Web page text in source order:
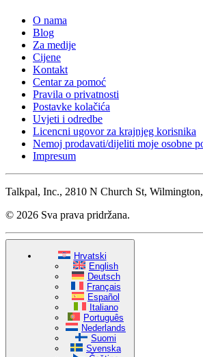
O nama
Blog
Za medije
Cijene
Kontakt
Centar za pomoć
Pravila o privatnosti
Postavke kolačića
Uvjeti i odredbe
Licencni ugovor za krajnjeg korisnika
Nemoj prodavati/dijeliti moje osobne
Impresum
Talkpal, Inc., 2810 N Church St,
© 2026 Sva prava pridržana.
Hrvatski
English
Deutsch
Français
Español
Italiano
Português
Nederlands
Suomi
Svenska